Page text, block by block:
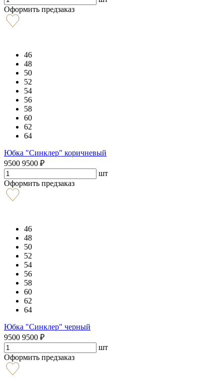
Оформить предзаказ
46
48
50
52
54
56
58
60
62
64
Юбка "Синклер" коричневый
9500 9500 ₽
шт
Оформить предзаказ
46
48
50
52
54
56
58
60
62
64
Юбка "Синклер" черный
9500 9500 ₽
шт
Оформить предзаказ